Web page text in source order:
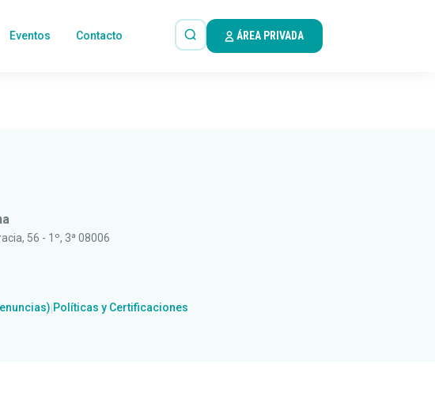
Eventos Contacto ÁREA PRIVADA
56 - 1º, 3ª 08006
Políticas y Certificaciones